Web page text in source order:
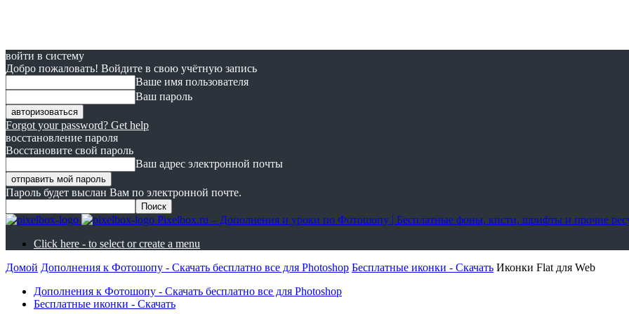
войти в систему
Добро пожаловать! Войдите в свою учётную запись
Ваше имя пользователя
Ваш пароль
Forgot your password? Get help
восстановление пароля
Восстановите свой пароль
Ваш адрес электронной почты
Пароль будет выслан Вам по электронной почте.
Pixelbox.ru – Дополнения и уроки по Фотошопу | Бесплатные фоны, кисти, шрифты и прочие
Click here - to select or create a menu
Домой Дополнения к Фотошопу - Скачать бесплатно все для Photoshop Бесплатные иконки - Скачать Иконки Flat для Web
Дополнения к Фотошопу - Скачать бесплатно все для Photoshop
Бесплатные иконки - Скачать